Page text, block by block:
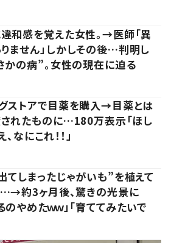
和感を覚えた女性。→医師「異
ません」しかしその後…判明し
かの病”。女性の現在に迫る
ストアで目薬を購入→目薬とは
れたものに…180万表示「ほし
、なにこれ！！」
てしまったじゃがいも”を植えて
約3ヶ月後、驚きの光景に
のやめたｗｗ」「育ててみたいで